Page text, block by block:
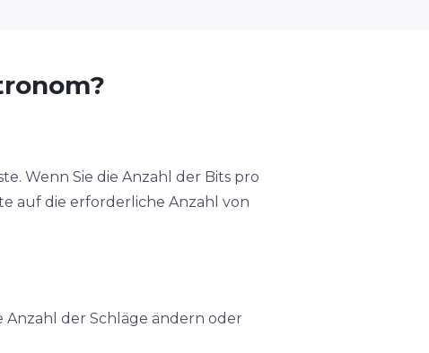
Wenn Sie die Anzahl der Bits pro
auf die erforderliche Anzahl von
Anzahl der Schläge ändern oder